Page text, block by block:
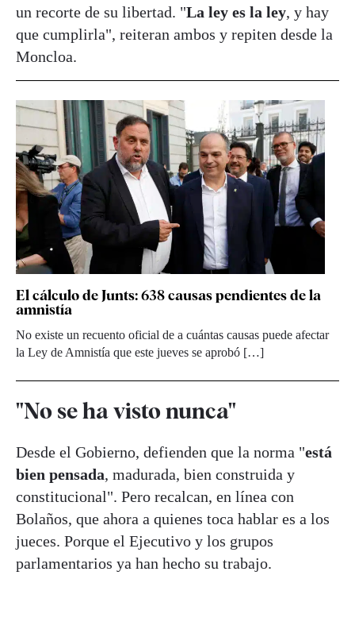
un recorte de su libertad. "La ley es la ley, y hay
que cumplirla", reiteran ambos y repiten desde la
Moncloa.
El cálculo de Junts: 638 causas pendientes de la
amnistía
No existe un recuento oficial de a cuántas causas puede afectar
la Ley de Amnistía que este jueves se aprobó […]
"No se ha visto nunca"
Desde el Gobierno, defienden que la norma "está
bien pensada, madurada, bien construida y
constitucional". Pero recalcan, en línea con
Bolaños, que ahora a quienes toca hablar es a los
jueces. Porque el Ejecutivo y los grupos
parlamentarios ya han hecho su trabajo.